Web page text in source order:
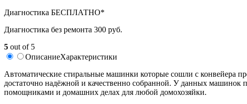
Диагностика БЕСПЛАТНО*
Диагностика без ремонта 300 руб.
5 out of 5
ОписаниеХарактеристики
Автоматические стиральные машинки которые сошли с конвейера
достаточно надёжной и качественно собранной. У данных машинок
помощниками и домашних делах для любой домохозяйки.